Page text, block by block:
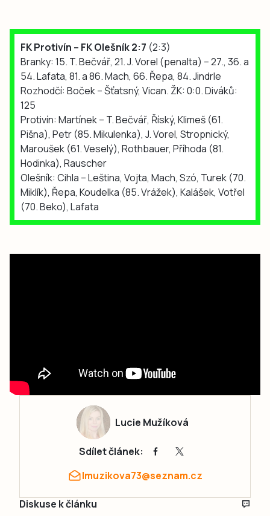
FK Protivín – FK Olešník 2:7 (2:3)
Branky: 15. T. Bečvář, 21. J. Vorel (penalta) – 27., 36. a
54. Lafata, 81. a 86. Mach, 66. Řepa, 84. Jindrle
Rozhodčí: Boček – Šťatsný, Vican. ŽK: 0:0. Diváků:
125
Protivín: Martínek – T. Bečvář, Říský, Klimeš (61.
Pišna), Petr (85. Mikulenka), J. Vorel, Stropnický,
Maroušek (61. Veselý), Rothbauer, Příhoda (81.
Hodinka), Rauscher
Olešník: Cihla – Leština, Vojta, Mach, Szó, Turek (70.
Miklík), Řepa, Koudelka (85. Vrážek), Kalášek, Votřel
(70. Beko), Lafata
Lucie Mužíková
Sdílet článek:
lmuzikova73@seznam.cz
Diskuse k článku